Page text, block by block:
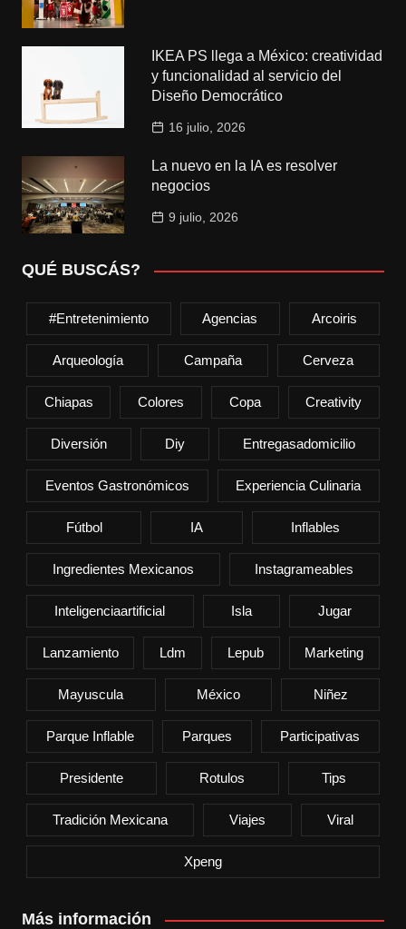
IKEA PS llega a México: creatividad
y funcionalidad al servicio del
Diseño Democrático
16 julio, 2026
La nuevo en la IA es resolver
negocios
9 julio, 2026
QUÉ BUSCÁS?
#entretenimiento Agencias Arcoiris
Arqueología Campaña Cerveza
Chiapas Colores Copa Creativity
Diversión Diy Entregasadomicilio
Eventos Gastronómicos Experiencia Culinaria
Fútbol IA Inflables
Ingredientes Mexicanos Instagrameables
Inteligenciaartificial Isla Jugar
Lanzamiento Ldm Lepub Marketing
Mayuscula México Niñez
Parque Inflable Parques Participativas
Presidente Rotulos Tips
Tradición Mexicana Viajes Viral
Xpeng
Más información